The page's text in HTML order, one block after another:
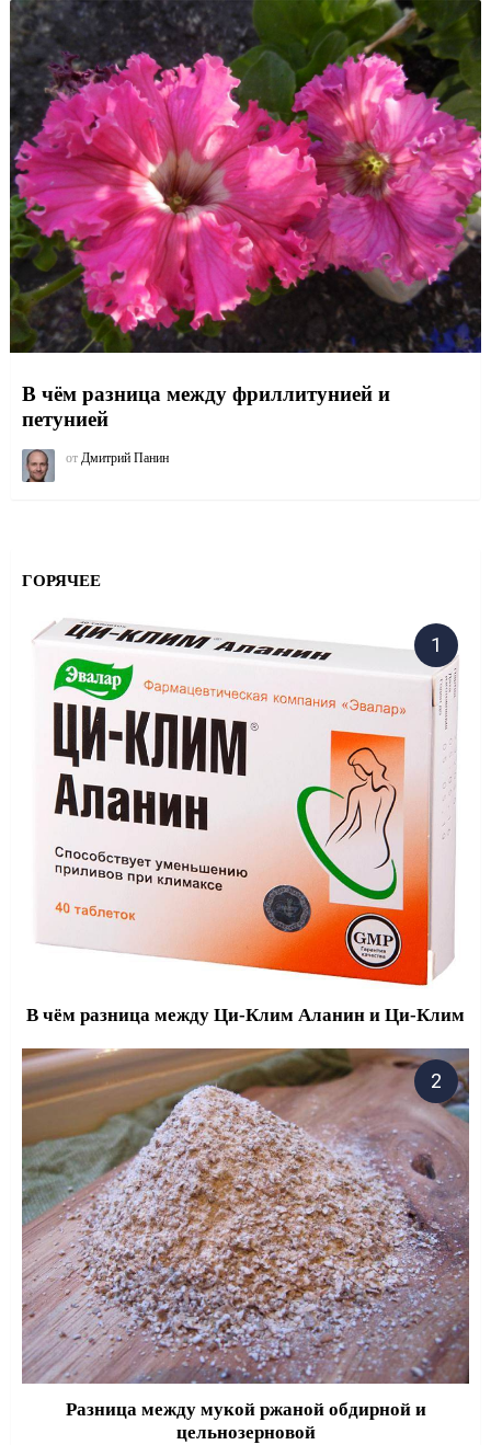
В чём разница между фриллитунией и
петунией
от Дмитрий Панин
ГОРЯЧЕЕ
В чём разница между Ци-Клим Аланин и Ци-Клим
Разница между мукой ржаной обдирной и
цельнозерновой